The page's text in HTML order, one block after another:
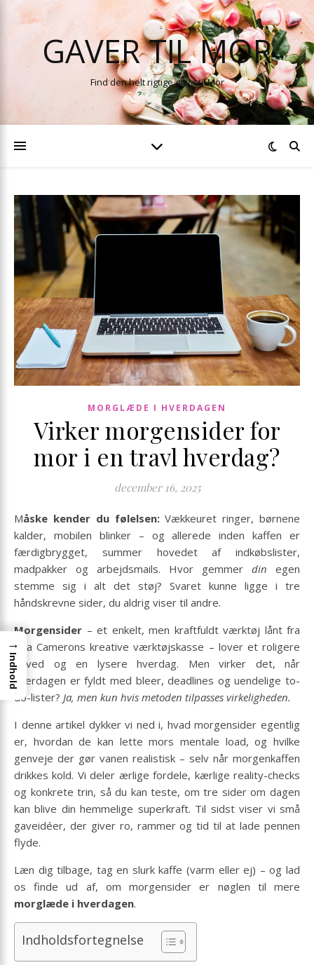
GAVER TIL MOR
Find den helt rigtige gave til Mor
MORGLÆDE I HVERDAGEN
Virker morgensider for
mor i en travl hverdag?
december 16, 2025
Måske kender du følelsen:Vækkeuret ringer, børnene
kalder, mobilen blinker – og allerede inden kaffen er
færdigbrygget, summer hovedet af indkøbslister,
madpakker og arbejdsmails. Hvor gemmer din egen
stemme sig i alt det støj? Svaret kunne ligge i tre
håndskrevne sider, du aldrig viser til andre.
Morgensider – et enkelt, men kraftfuldt værktøj lånt fra
Julia Camerons kreative værktøjskasse – lover et roligere
hoved og en lysere hverdag. Men virker det, når
hverdagen er fyldt med bleer, deadlines og uendelige to-
do-lister? Ja, men kun hvis metoden tilpasses virkeligheden.
I denne artikel dykker vi ned i, hvad morgensider egentlig
er, hvordan de kan lette mors mentale load, og hvilke
genveje der gør vanen realistisk – selv når morgenkaffen
drikkes kold. Vi deler ærlige fordele, kærlige reality-checks
og konkrete trin, så du kan teste, om tre sider om dagen
kan blive din hemmelige superkraft. Til sidst viser vi små
gaveidéer, der giver ro, rammer og tid til at lade pennen
flyde.
Læn dig tilbage, tag en slurk kaffe (varm eller ej) – og lad
os finde ud af, om morgensider er nøglen til mere
morglæde i hverdagen.
Indholdsfortegnelse
→
Indhold